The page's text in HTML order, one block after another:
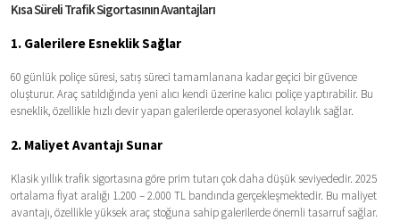
Kısa Süreli Trafik Sigortasının Avantajları
1. Galerilere Esneklik Sağlar
60 günlük poliçe süresi, satış süreci tamamlanana kadar geçici bir güvence
oluşturur. Araç satıldığında yeni alıcı kendi üzerine kalıcı poliçe yaptırabilir. Bu
esneklik, özellikle hızlı devir yapan galerilerde operasyonel kolaylık sağlar.
2. Maliyet Avantajı Sunar
Klasik yıllık trafik sigortasına göre prim tutarı çok daha düşük seviyededir. 2025
ortalama fiyat aralığı 1.200 – 2.000 TL bandında gerçekleşmektedir. Bu maliyet
avantajı, özellikle yüksek araç stoğuna sahip galerilerde önemli tasarruf sağlar.